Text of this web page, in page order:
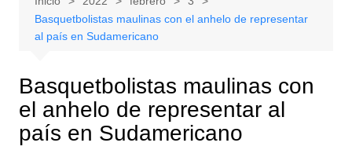
Basquetbolistas maulinas con el anhelo de representar
al país en Sudamericano
Basquetbolistas maulinas con
el anhelo de representar al
país en Sudamericano